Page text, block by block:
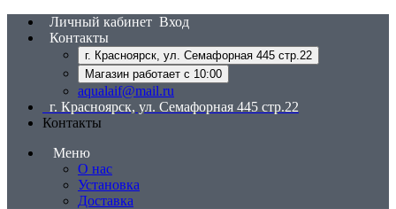
Личный кабинет Вход
Контакты
г. Красноярск, ул. Семафорная 445 стр.22
Магазин работает с 10:00
aqualaif@mail.ru
г. Красноярск, ул. Семафорная 445 стр.22
Контакты
Меню
О нас
Установка
Доставка